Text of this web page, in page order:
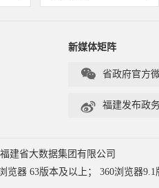
新媒体矩阵
 省政府官方
 福建发布政
建省大数据集团有限公司
器 63版本及以上； 360浏览器9.1